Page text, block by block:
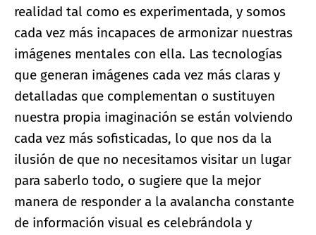
realidad tal como es experimentada, y somos
cada vez más incapaces de armonizar nuestras
imágenes mentales con ella. Las tecnologías
que generan imágenes cada vez más claras y
detalladas que complementan o sustituyen
nuestra propia imaginación se están volviendo
cada vez más sofisticadas, lo que nos da la
ilusión de que no necesitamos visitar un lugar
para saberlo todo, o sugiere que la mejor
manera de responder a la avalancha constante
de información visual es celebrándola y